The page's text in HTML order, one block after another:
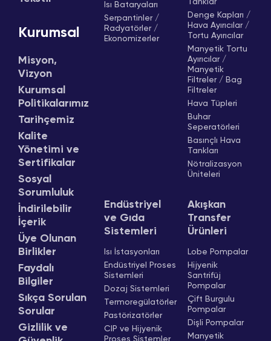
Kurumsal
Misyon,
Vizyon
Kurumsal
Politikalarımız
Tarihçemiz
Kalite
Yönetimi ve
Sertifikalar
Sosyal
Sorumluluk
İndirilebilir
İçerik
Üye Olunan
Birlikler
Faydalı
Bilgiler
Sıkça Sorulan
Sorular
Gizlilik ve
Isı Bataryaları
Serpantinler /
Radyatörler /
Ekonomizerler
Tanklar
Denge Kapları /
Hava Ayırıcılar /
Tortu Ayırıcılar
Manyetik Tortu
Ayırıcılar /
Manyetik
Filtreler / Bag
Filtreler
Hava Tüpleri
Buhar
Seperatörleri
Basınçlı Hava
Tankları
Nötralizasyon
Üniteleri
Endüstriyel
ve Gıda
Sistemleri
Isı İstasyonları
Endüstriyel Proses
Sistemleri
Dozaj Sistemleri
Termoregülatörler
Pastörizatörler
CIP ve Hijyenik
Akışkan
Transfer
Ürünleri
Lobe Pompalar
Hijyenik
Santrifüj
Pompalar
Çift Burgulu
Pompalar
Dişli Pompalar
Manyetik